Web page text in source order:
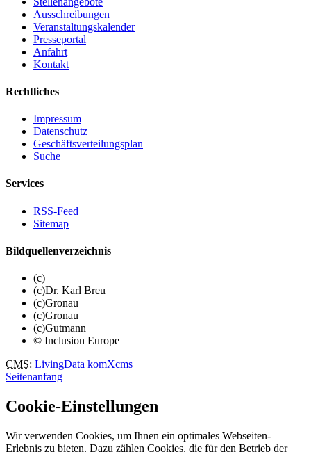
Ausschreibungen
Veranstaltungskalender
Presseportal
Anfahrt
Kontakt
Rechtliches
Impressum
Datenschutz
Geschäftsverteilungsplan
Suche
Services
RSS-Feed
Sitemap
Bildquellenverzeichnis
(c)
(c)Dr. Karl Breu
(c)Gronau
(c)Gronau
(c)Gutmann
© Inclusion Europe
CMS: LivingData komXcms
Seitenanfang
Cookie-Einstellungen
Wir verwenden Cookies, um Ihnen ein optimales Webseiten-
Erlebnis zu bieten. Dazu zählen Cookies, die für den Betrieb der